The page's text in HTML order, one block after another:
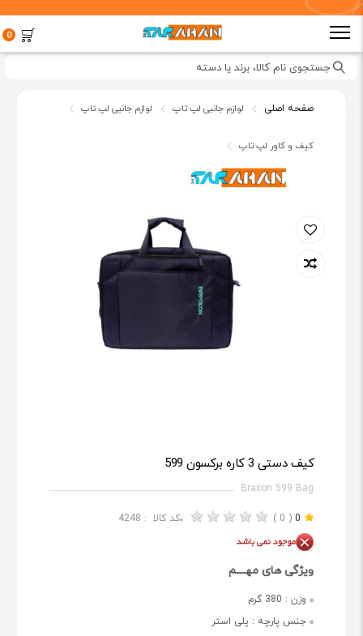
0
جستجوی نام کالا، برند یا دسته
صفحه اصلی لوازم جانبی لپ تاپ لوازم جانبی لپ تاپ
کیف و کاور لپ تاپ
کیف دستی 3 کاره برکسون 599
Braxon 599 Bag
0
( 0 ) کد کالا : 4248
ویژگی های مهــــم
وزن : 380 گرم
جنس پارچه : پلی استر